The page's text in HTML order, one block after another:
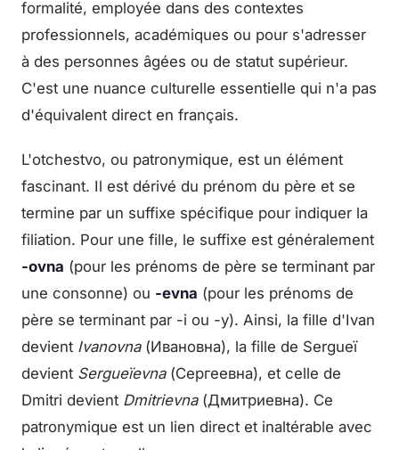
formalité, employée dans des contextes
professionnels, académiques ou pour s'adresser
à des personnes âgées ou de statut supérieur.
C'est une nuance culturelle essentielle qui n'a pas
d'équivalent direct en français.
L'otchestvo, ou patronymique, est un élément
fascinant. Il est dérivé du prénom du père et se
termine par un suffixe spécifique pour indiquer la
filiation. Pour une fille, le suffixe est généralement
-ovna (pour les prénoms de père se terminant par
une consonne) ou -evna (pour les prénoms de
père se terminant par -i ou -y). Ainsi, la fille d'Ivan
devient Ivanovna(Ивановна), la fille de Sergueï
devient Sergueïevna(Сергеевна), et celle de
Dmitri devient Dmitrievna(Дмитриевна). Ce
patronymique est un lien direct et inaltérable avec